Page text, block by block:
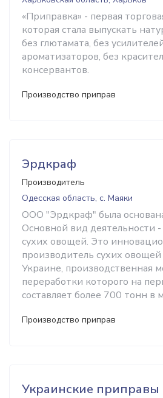
«Приправка» - первая
которая стала выпускать
без глютамата, без
ароматизаторов, без
консервантов.
Производство приправ
Эрдкраф
Производитель
Одесская область, с. Маяки
ООО "Эрдкраф" была
Основной вид деятельности
сухих овощей. Это
производитель сухих
Украине, производственная
переработки которого на
составляет более 700 тонн в
Производство приправ
Украинские приправы